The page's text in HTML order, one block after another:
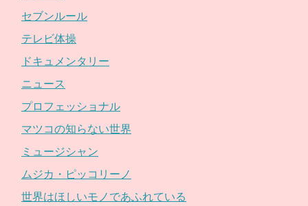
セブンルール
テレビ体操
ドキュメンタリー
ニュース
プロフェッショナル
マツコの知らない世界
ミュージシャン
ムジカ・ピッコリーノ
世界はほしいモノであふれている